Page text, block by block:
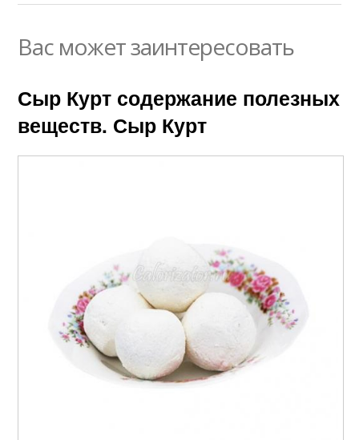
Вас может заинтересовать
Сыр Курт содержание полезных
веществ. Сыр Курт